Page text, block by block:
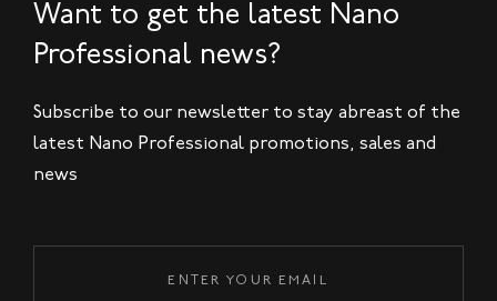
Want to get the latest Nano
Professional news?
Subscribe to our newsletter to stay abreast of the
latest Nano Professional promotions, sales and
news